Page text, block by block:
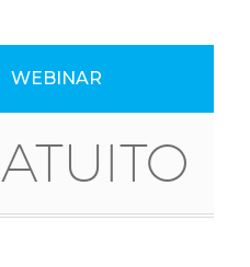
WEBINAR